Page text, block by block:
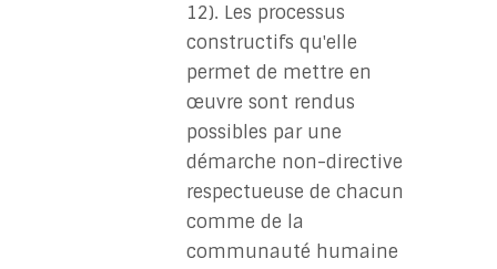
12). Les processus
constructifs qu'elle
permet de mettre en
œuvre sont rendus
possibles par une
démarche non-directive
respectueuse de chacun
comme de la
communauté humaine